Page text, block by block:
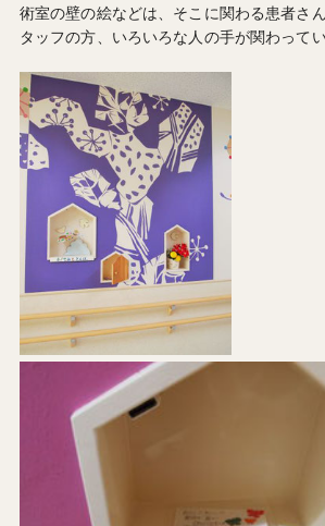
術室の壁の絵などは、そこに関わる患者さ
タッフの方、いろいろな人の手が関わってい